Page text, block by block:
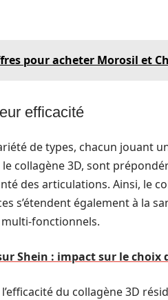
pour acheter Morosil et
efficacité
de types, chacun jouant
collagène 3D, sont
des articulations. Ainsi, le
s’étendent également à la
fonctionnels.
Shein : impact sur le choix
du collagène 3D